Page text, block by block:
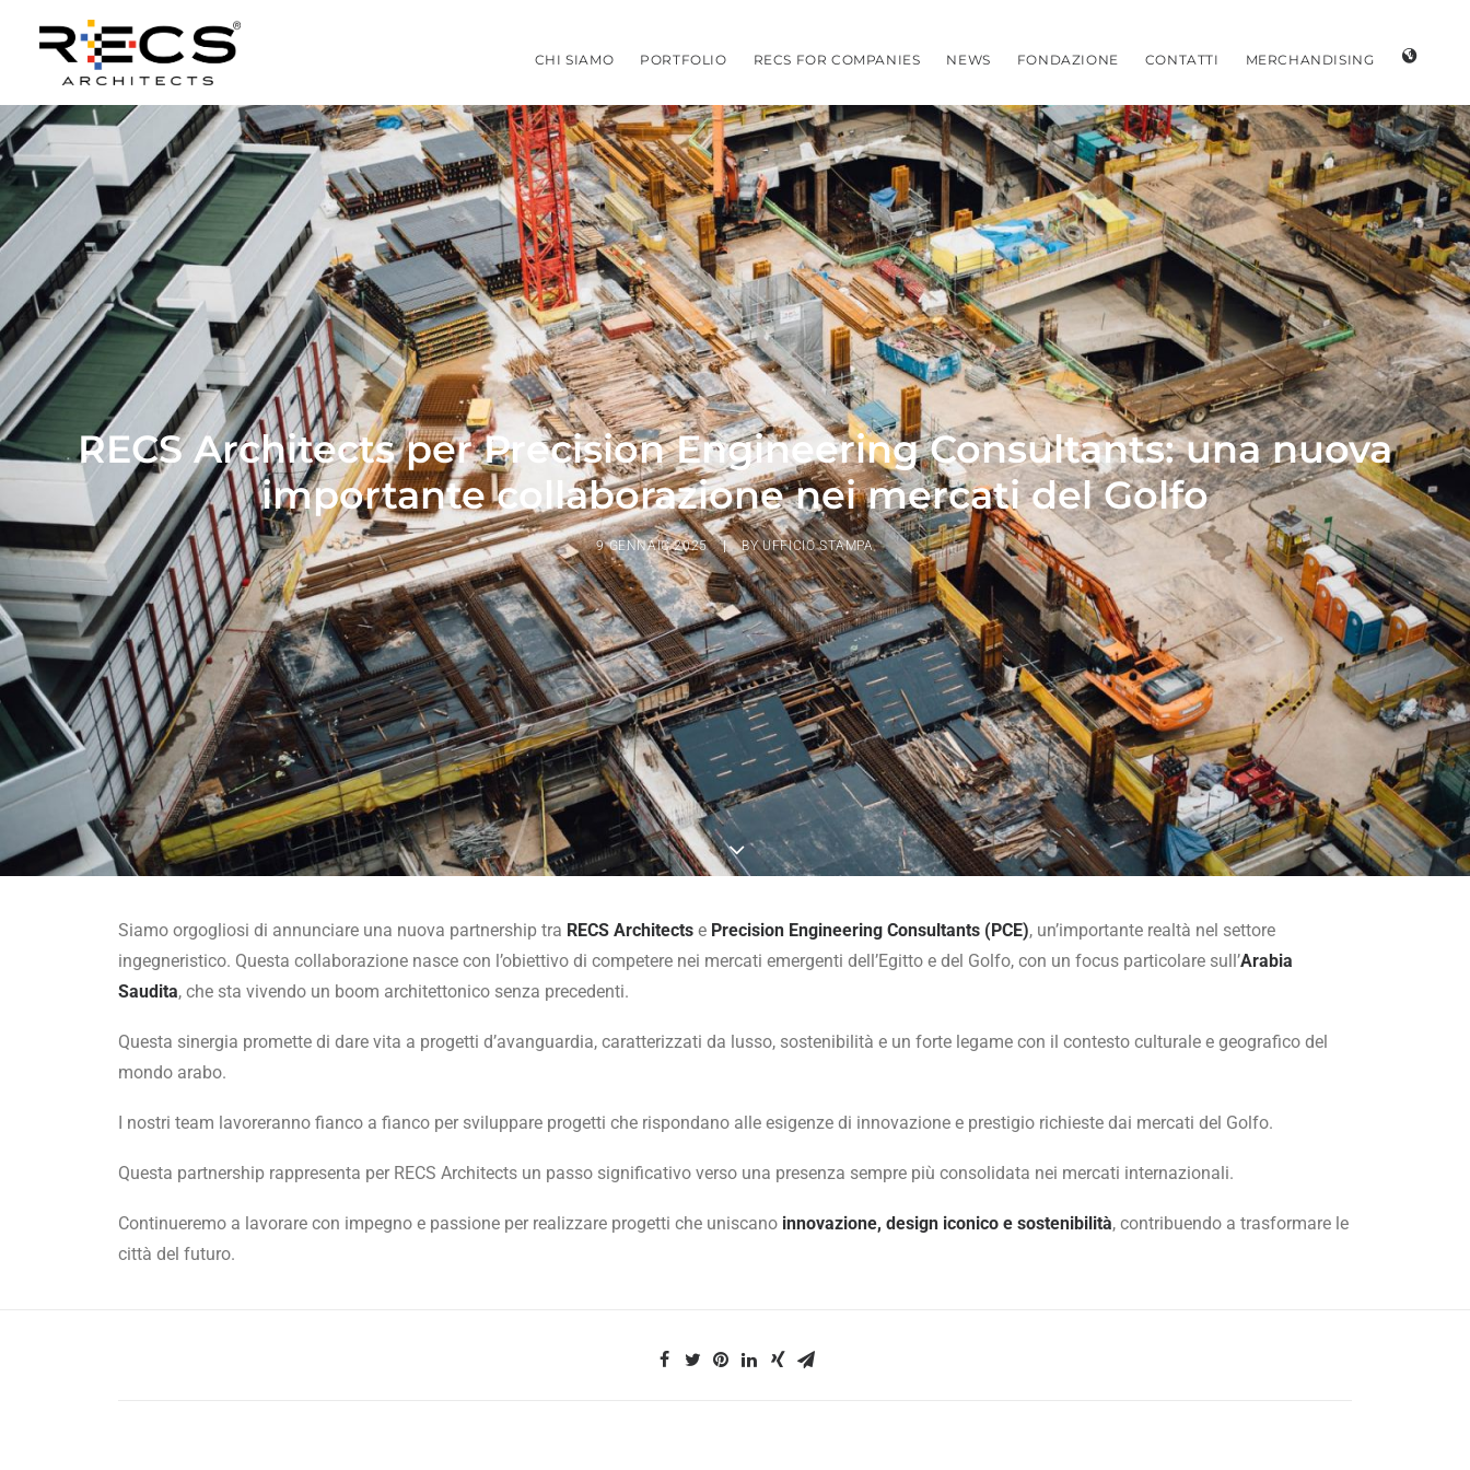
CHI SIAMO PORTFOLIO RECS FOR COMPANIES NEWS FONDAZIONE CONTATTI MERCHANDISING
RECS Architects per Precision Engineering Consultants: una nuova
importante collaborazione nei mercati del Golfo
9 GENNAIO 2025 | BYUFFICIO STAMPA
Siamo orgogliosi di annunciare una nuova partnership tra RECS Architects e Precision Engineering Consultants (PCE), un’importante realtà nel settore
ingegneristico. Questa collaborazione nasce con l’obiettivo di competere nei mercati emergenti dell’Egitto e del Golfo, con un focus particolare sull’Arabia
Saudita, che sta vivendo un boom architettonico senza precedenti.
Questa sinergia promette di dare vita a progetti d’avanguardia, caratterizzati da lusso, sostenibilità e un forte legame con il contesto culturale e geografico del
mondo arabo.
I nostri team lavoreranno fianco a fianco per sviluppare progetti che rispondano alle esigenze di innovazione e prestigio richieste dai mercati del Golfo.
Questa partnership rappresenta per RECS Architects un passo significativo verso una presenza sempre più consolidata nei mercati internazionali.
Continueremo a lavorare con impegno e passione per realizzare progetti che uniscano innovazione, design iconico e sostenibilità, contribuendo a trasformare le
città del futuro.